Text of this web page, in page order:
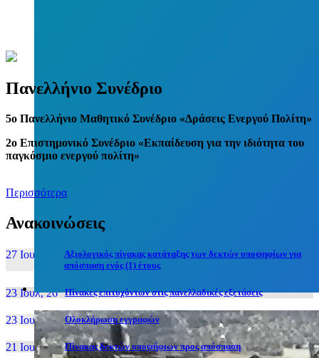
Πανελλήνιο Συνέδριο
5o Πανελλήνιο Μαθητικό Συνέδριο «Δράσεις Ενεργού Πολίτη»
2ο Επιστημονικό Συνέδριο «Εκπαίδευση για την ιδιότητα του
παγκόσμιο ενεργού πολίτη»
Περισσότερα
Ανακοινώσεις
27 Ιουν, 26
Αξιολογικός πίνακας κατάταξης των δεκτών υποψηφίων για
απόσπαση ενός (1) έτους
23 Ιουλ, 26 Πίνακες επιτυχόντων στις πανελλαδικές εξετάσεις
23 Ιουλ, 26 Ολοκλήρωση εγγραφών
21 Ιουλ, 26 Πίνακας δεκτών υποψήφιων προς απόσπαση